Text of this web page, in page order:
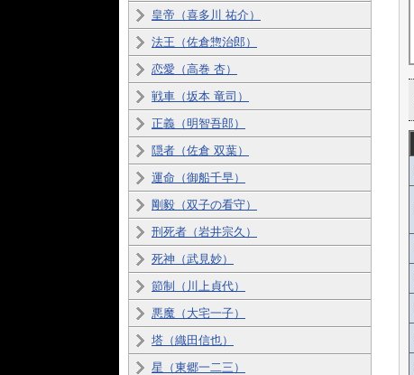
皇帝（喜多川 祐介）
法王（佐倉惣治郎）
恋愛（高巻 杏）
戦車（坂本 竜司）
正義（明智吾郎）
隠者（佐倉 双葉）
運命（御船千早）
剛毅（双子の看守）
刑死者（岩井宗久）
死神（武見妙）
節制（川上貞代）
悪魔（大宅一子）
塔（織田信也）
星（東郷一二三）